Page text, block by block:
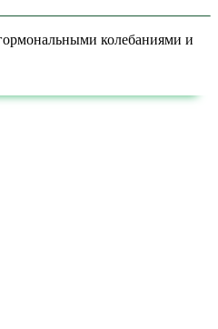
колебаниями и